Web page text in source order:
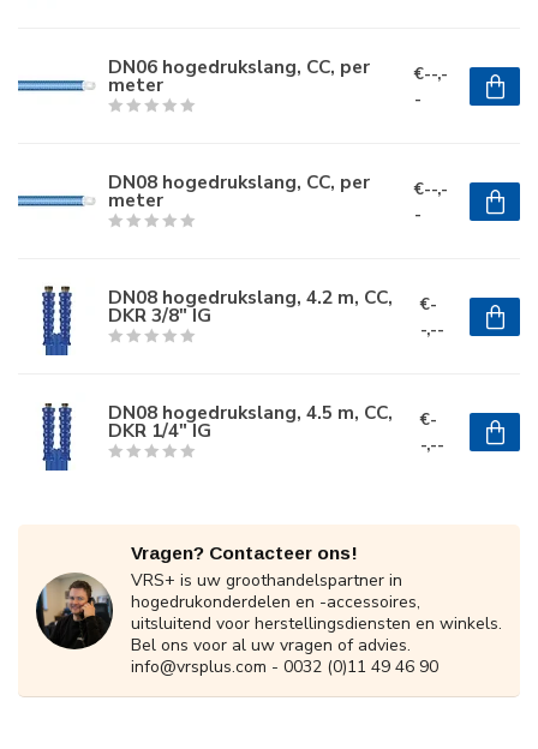
DN06 hogedrukslang, CC, per
meter
€--,-
-
DN08 hogedrukslang, CC, per
meter
€--,-
-
DN08 hogedrukslang, 4.2 m, CC,
DKR 3/8" IG
€-
-,--
DN08 hogedrukslang, 4.5 m, CC,
DKR 1/4" IG
€-
-,--
Vragen? Contacteer ons!
VRS+ is uw groothandelspartner in
hogedrukonderdelen en -accessoires,
uitsluitend voor herstellingsdiensten en winkels.
Bel ons voor al uw vragen of advies.
info@vrsplus.com - 0032 (0)11 49 46 90